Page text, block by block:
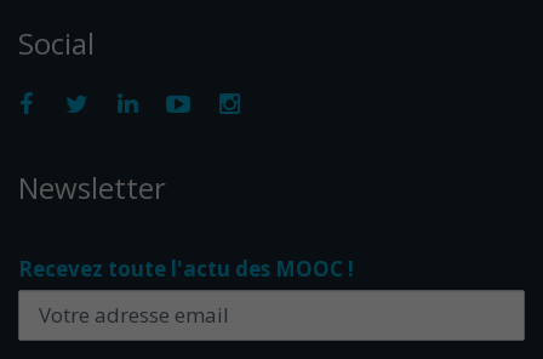
Social
Newsletter
Recevez toute l'actu des MOOC !